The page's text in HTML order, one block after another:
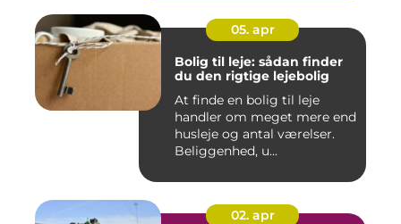
05. apr
Bolig til leje: sådan finder
du den rigtige lejebolig
At finde en bolig til leje
handler om meget mere end
husleje og antal værelser.
Beliggenhed, u...
02. apr